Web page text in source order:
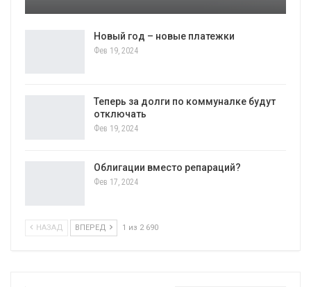
Новый год – новые платежки
Фев 19, 2024
Теперь за долги по коммуналке будут
отключать
Фев 19, 2024
Облигации вместо репараций?
Фев 17, 2024
НАЗАД ВПЕРЕД 1 из 2 690